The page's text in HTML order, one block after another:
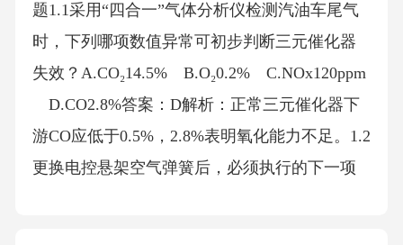
题1.1采用“四合一”气体分析仪检测汽油车尾气
时，下列哪项数值异常可初步判断三元催化器
失效？A.CO₂14.5% B.O₂0.2% C.NOx120ppm
D.CO2.8%答案：D解析：正常三元催化器下
游CO应低于0.5%，2.8%表明氧化能力不足。1.2
更换电控悬架空气弹簧后，必须执行的下一项